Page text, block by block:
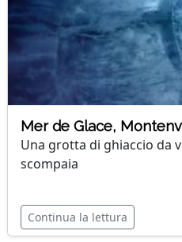
Mer de Glace,
Una grotta di ghiaccio da
scompaia
Continua la lettura